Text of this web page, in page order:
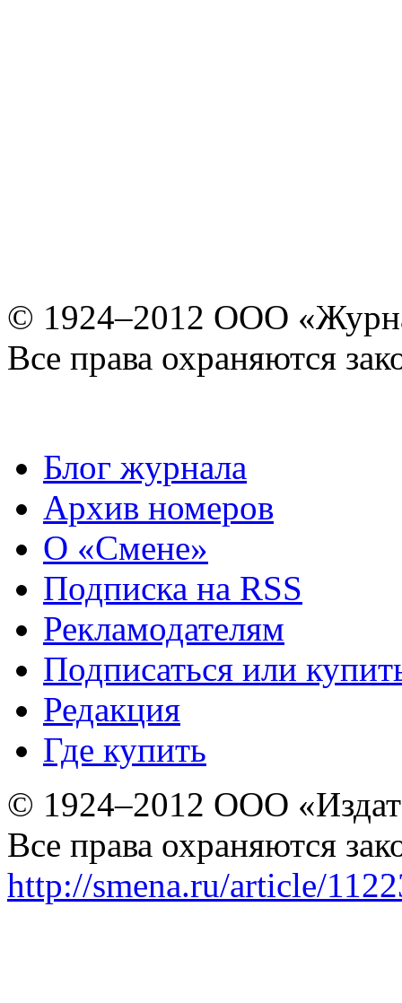
© 1924–2012 ООО
Все права охраняются
Блог журнала
Архив номеров
О «Смене»
Подписка на RSS
Рекламодателям
Подписаться или
Редакция
Где купить
© 1924–2012 ООО
Все права охраняются
http://smena.ru/article/